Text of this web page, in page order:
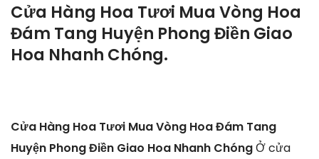
Cửa Hàng Hoa Tươi Mua Vòng Hoa
Đám Tang Huyện Phong Điền Giao
Hoa Nhanh Chóng.
Cửa Hàng Hoa Tươi Mua Vòng Hoa Đám Tang
Huyện Phong Điền Giao Hoa Nhanh ChóngỞ cửa